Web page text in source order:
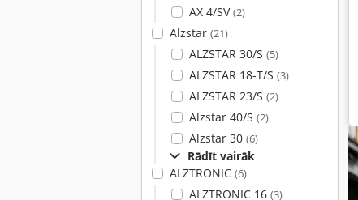
AX 4/SV(2)
Alzstar (21)
ALZSTAR 30/S (5)
ALZSTAR 18-T/S (3)
ALZSTAR 23/S (2)
Alzstar 40/S (2)
Alzstar 30 (6)
Rādīt vairāk
ALZTRONIC (6)
ALZTRONIC 16 (3)